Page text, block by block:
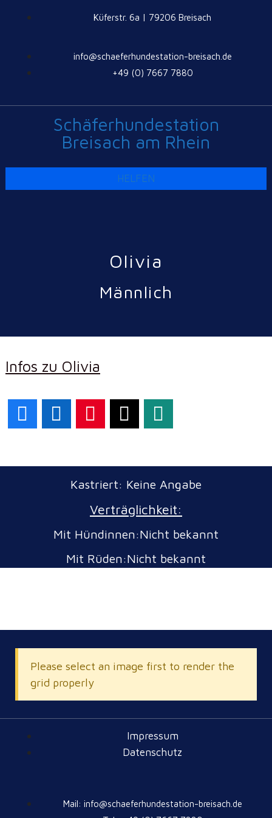
Küferstr. 6a | 79206 Breisach
info@schaeferhundestation-breisach.de
+49 (0) 7667 7880
Schäferhundestation
Breisach am Rhein
HELFEN
Olivia
Männlich
Infos zu Olivia
Kastriert: Keine Angabe
Verträglichkeit:
Mit Hündinnen:Nicht bekannt
Mit Rüden:Nicht bekannt
Please select an image first to render the
grid properly
Impressum
Datenschutz
Mail: info@schaeferhundestation-breisach.de